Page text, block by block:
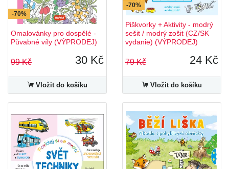
-70%
Omalovánky pro dospělé -
Půvabné víly (VÝPRODEJ)
99 Kč 30 Kč
Vložit do košíku
-70%
Piškvorky + Aktivity - modrý
sešit / modrý zošit (CZ/SK
vydanie) (VÝPRODEJ)
79 Kč 24 Kč
Vložit do košíku